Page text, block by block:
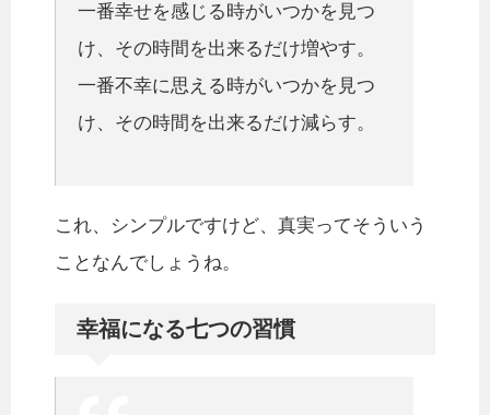
一番幸せを感じる時がいつかを見つ
け、その時間を出来るだけ増やす。
一番不幸に思える時がいつかを見つ
け、その時間を出来るだけ減らす。
これ、シンプルですけど、真実ってそういう
ことなんでしょうね。
幸福になる七つの習慣